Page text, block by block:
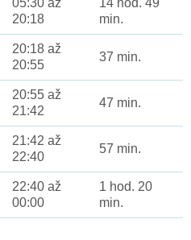
05:30 až
20:18
14 hod. 49
min.
20:18 až
20:55
37 min.
20:55 až
21:42
47 min.
21:42 až
22:40
57 min.
22:40 až
00:00
1 hod. 20
min.